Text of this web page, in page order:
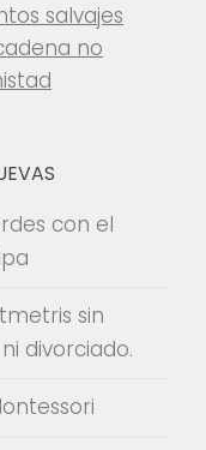
salvajes
no
con el
sin
divorciado.